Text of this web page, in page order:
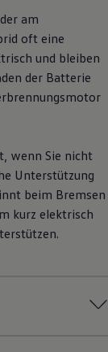
am
oft eine
und bleiben
der Batterie
wenn Sie nicht
Unterstützung
beim Bremsen
kurz elektrisch